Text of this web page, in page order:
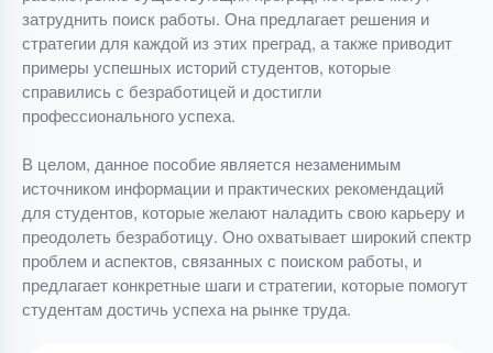
затруднить поиск работы. Она предлагает решения и
стратегии для каждой из этих преград, а также приводит
примеры успешных историй студентов, которые
справились с безработицей и достигли
профессионального успеха.
В целом, данное пособие является незаменимым
источником информации и практических рекомендаций
для студентов, которые желают наладить свою карьеру и
преодолеть безработицу. Оно охватывает широкий спектр
проблем и аспектов, связанных с поиском работы, и
предлагает конкретные шаги и стратегии, которые помогут
студентам достичь успеха на рынке труда.